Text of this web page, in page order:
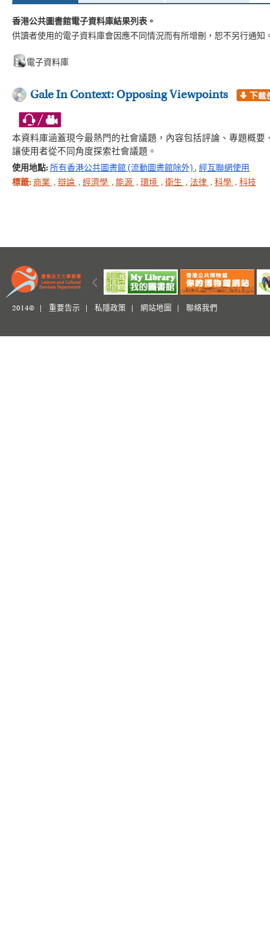
香港公共圖書館電子資料庫結果列表。
供讀者使用的電子資料庫會因應不同情況而有所增刪，恕不另行通知
電子資料庫
Gale In Context: Opposing Viewpoints
本資料庫涵蓋現今最熱門的社會議題，內容包括評論、專題概
讓使用者從不同角度探索社會議題。
使用地點: 所有香港公共圖書館 (流動圖書館除外) , 經互聯網使用
標籤: 商業 , 辯論 , 經濟學 , 能源 , 環境 , 衛生 , 法律 , 科學 , 科技
2014© | 重要告示 私隱政策 網站地圖 聯絡我們